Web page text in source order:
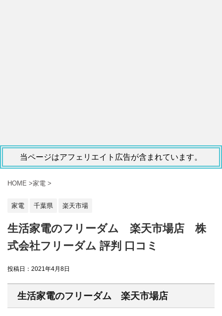
当ページはアフェリエイト広告が含まれています。
HOME >家電 >
家電 千葉県 楽天市場
生活家電のフリーダム 楽天市場店 株
式会社フリーダム 評判 口コミ
投稿日： 2021年4月8日
生活家電のフリーダム 楽天市場店